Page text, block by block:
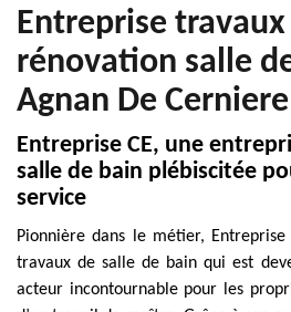
Entreprise
rénovation salle
Agnan De
Entreprise CE, une
salle de bain plébiscitée
service
Pionnière dans le métier,
travaux de salle de bain qui est
acteur incontournable pour les